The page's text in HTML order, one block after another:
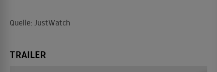
Quelle: JustWatch
TRAILER